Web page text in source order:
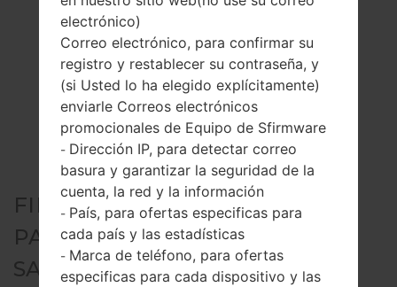
FIRMWARE OFICIAL #25640
PARA SGH-I547C -
SAMSUNGGALAXY RUGBY LTE
electrónico)
Correo electrónico, para confirmar su
registro y restablecer su contraseña, y
(si Usted lo ha elegido explícitamente)
enviarle Correos electrónicos
promocionales de Equipo de Sfirmware
- Dirección IP, para detectar correo
basura y garantizar la seguridad de la
cuenta, la red y la información
- País, para ofertas especificas para
cada país y las estadísticas
- Marca de teléfono, para ofertas
especificas para cada dispositivo y las